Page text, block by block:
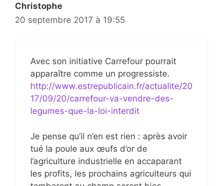
Christophe
20 septembre 2017 à 19:55
Avec son initiative Carrefour pourrait
apparaître comme un progressiste.
http://www.estrepublicain.fr/actualite/20
17/09/20/carrefour-va-vendre-des-
legumes-que-la-loi-interdit
Je pense qu’il n’en est rien : après avoir
tué la poule aux œufs d’or de
l’agriculture industrielle en accaparant
les profits, les prochains agriculteurs qui